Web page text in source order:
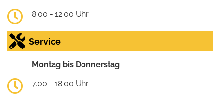
8.00 - 12.00 Uhr
Service
Montag bis Donnerstag
7.00 - 18.00 Uhr